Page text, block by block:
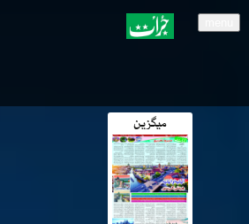
میگزین